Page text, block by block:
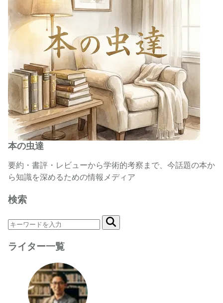
本の虫達
要約・書評・レビューから学術的考察まで、今話題の本か
ら知識を深めるための情報メディア
検索
ライター一覧